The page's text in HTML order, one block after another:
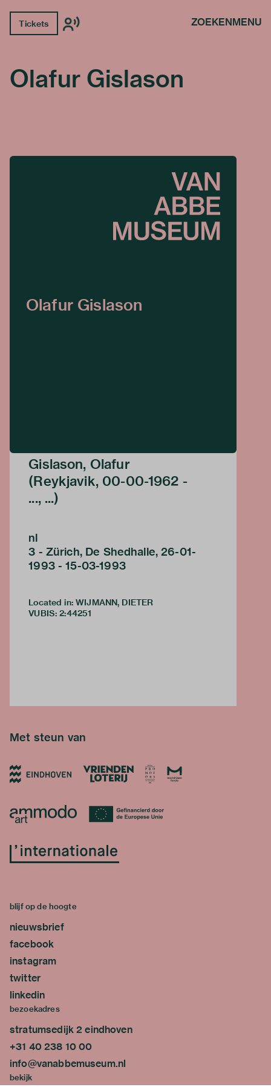
Tickets ZOEKENMENU
Olafur Gislason
Olafur Gislason
Gislason, Olafur
(Reykjavik, 00-00-1962 -
..., ...)
nl
3 - Zürich, De Shedhalle, 26-01-
1993 - 15-03-1993
Located in: WIJMANN, DIETER
VUBIS: 2:44251
Met steun van
blijf op de hoogte
nieuwsbrief
facebook
instagram
twitter
linkedin
bezoekadres
stratumsedijk 2 eindhoven
+31 40 238 10 00
info@vanabbemuseum.nl
bekijk